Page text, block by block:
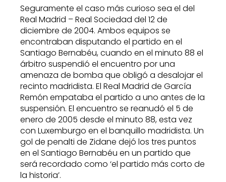
Seguramente el caso más curioso sea el del
Real Madrid – Real Sociedad del 12 de
diciembre de 2004. Ambos equipos se
encontraban disputando el partido en el
Santiago Bernabéu, cuando en el minuto 88 el
árbitro suspendió el encuentro por una
amenaza de bomba que obligó a desalojar el
recinto madridista. El Real Madrid de García
Remón empataba el partido a uno antes de la
suspensión. El encuentro se reanudó el 5 de
enero de 2005 desde el minuto 88, esta vez
con Luxemburgo en el banquillo madridista. Un
gol de penalti de Zidane dejó los tres puntos
en el Santiago Bernabéu en un partido que
será recordado como ‘el partido más corto de
la historia’.